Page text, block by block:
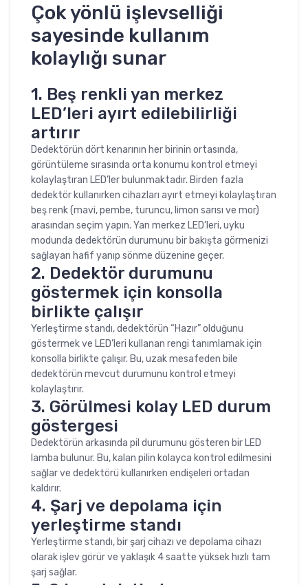
Çok yönlü işlevselliği
sayesinde kullanım
kolaylığı sunar
1. Beş renkli yan merkez
LED’leri ayırt edilebilirliği
artırır
Dedektörün dört kenarının her birinin ortasında,
görüntüleme sırasında orta konumu kontrol etmeyi
kolaylaştıran LED’ler bulunmaktadır. Birden fazla
dedektör kullanırken cihazları ayırt etmeyi kolaylaştıran
beş renk (mavi, pembe, turuncu, limon sarısı ve mor)
arasından seçim yapın. Yan merkez LED’leri, uyku
modunda dedektörün durumunu bir bakışta görmenizi
sağlayan hafif yanıp sönme düzenine geçer.
2. Dedektör durumunu
göstermek için konsolla
birlikte çalışır
Yerleştirme standı, dedektörün “Hazır” olduğunu
göstermek ve LED’leri kullanan rengi tanımlamak için
konsolla birlikte çalışır. Bu, uzak mesafeden bile
dedektörün mevcut durumunu kontrol etmeyi
kolaylaştırır.
3. Görülmesi kolay LED durum
göstergesi
Dedektörün arkasında pil durumunu gösteren bir LED
lamba bulunur. Bu, kalan pilin kolayca kontrol edilmesini
sağlar ve dedektörü kullanırken endişeleri ortadan
kaldırır.
4. Şarj ve depolama için
yerleştirme standı
Yerleştirme standı, bir şarj cihazı ve depolama cihazı
olarak işlev görür ve yaklaşık 4 saatte yüksek hızlı tam
şarj sağlar.